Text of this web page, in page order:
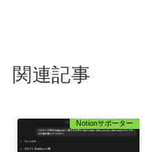
関連記事
Notionサポーター